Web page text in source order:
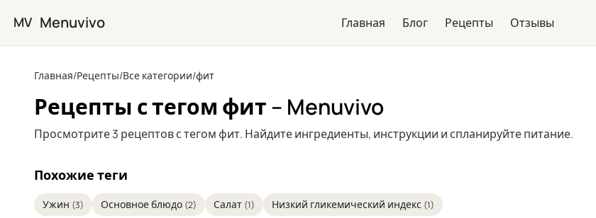
Перейти к основному содержимому
MV Menuvivo Главная Блог Рецепты Отзывы
Главная/Рецепты/Все категории/фит
Рецепты с тегом фит – Menuvivo
Просмотрите 3 рецептов с тегом фит. Найдите ингредиенты, инструкции и спланируйте питание.
Похожие теги
Ужин (3) Основное блюдо (2) Салат (1) Низкий гликемический индекс (1)